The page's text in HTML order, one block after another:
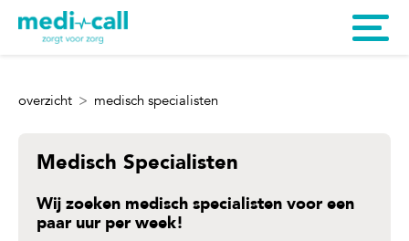
overzicht medisch specialisten
Medisch Specialisten
Wij zoeken medisch specialisten voor een
paar uur per week!